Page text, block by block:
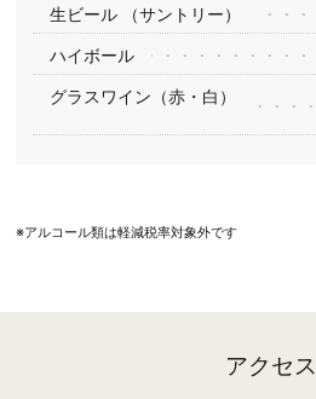
生ビール （サントリー）
ハイボール
グラスワイン（赤・白）
※アルコール類は軽減税率対象外です
アクセス